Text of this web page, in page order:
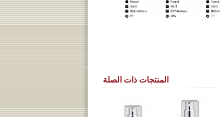
المنتجات ذات الصلة